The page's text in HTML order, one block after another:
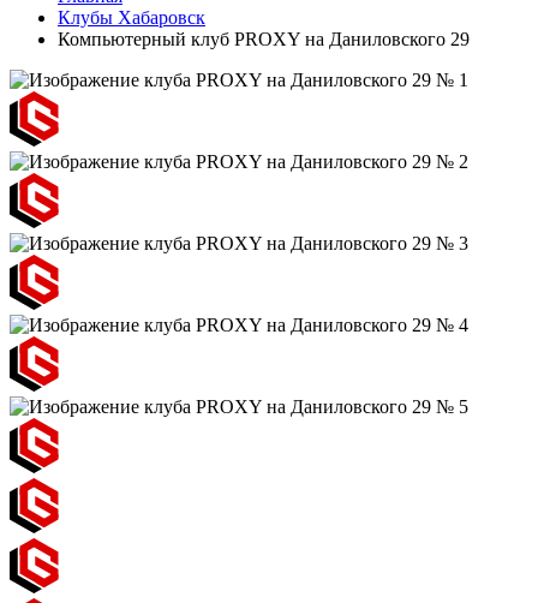
Клубы Хабаровск
Компьютерный клуб PROXY на Даниловского 29